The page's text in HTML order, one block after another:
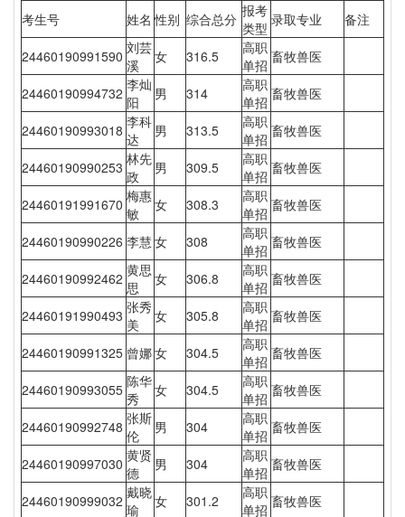
考生号 姓名 性别 综合总分 报考
类型 录取专业 备注
24460190991590 刘芸
溪
女 316.5
高职
单招 畜牧兽医
24460190994732 李灿
阳
男 314
高职
单招 畜牧兽医
24460190993018 李科
达
男 313.5
高职
单招 畜牧兽医
24460190990253 林先
政
男 309.5
高职
单招 畜牧兽医
24460191991670 梅惠
敏
女 308.3
高职
单招 畜牧兽医
24460190990226 李慧女 308
高职
单招 畜牧兽医
24460190992462 黄思
思
女 306.8
高职
单招 畜牧兽医
24460191990493 张秀
美
女 305.8
高职
单招 畜牧兽医
24460190991325 曾娜女 304.5
高职
单招 畜牧兽医
24460190993055 陈华
秀
女 304.5
高职
单招 畜牧兽医
24460190992748 张斯
伦
男 304
高职
单招 畜牧兽医
24460190997030 黄贤
德
男 304
高职
单招 畜牧兽医
24460190999032 戴晓
瑜
女 301.2
高职
单招 畜牧兽医